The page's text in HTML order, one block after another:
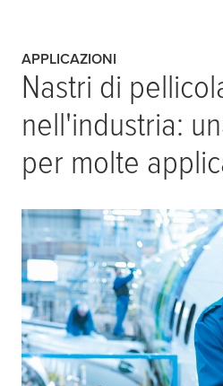
APPLICAZIONI
Nastri di
nell'industria:
per molte